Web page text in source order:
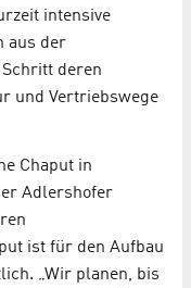
intensive
aus der
deren
und Vertriebswege
Chaput in
Adlershofer
ist für den Aufbau
„Wir planen, bis